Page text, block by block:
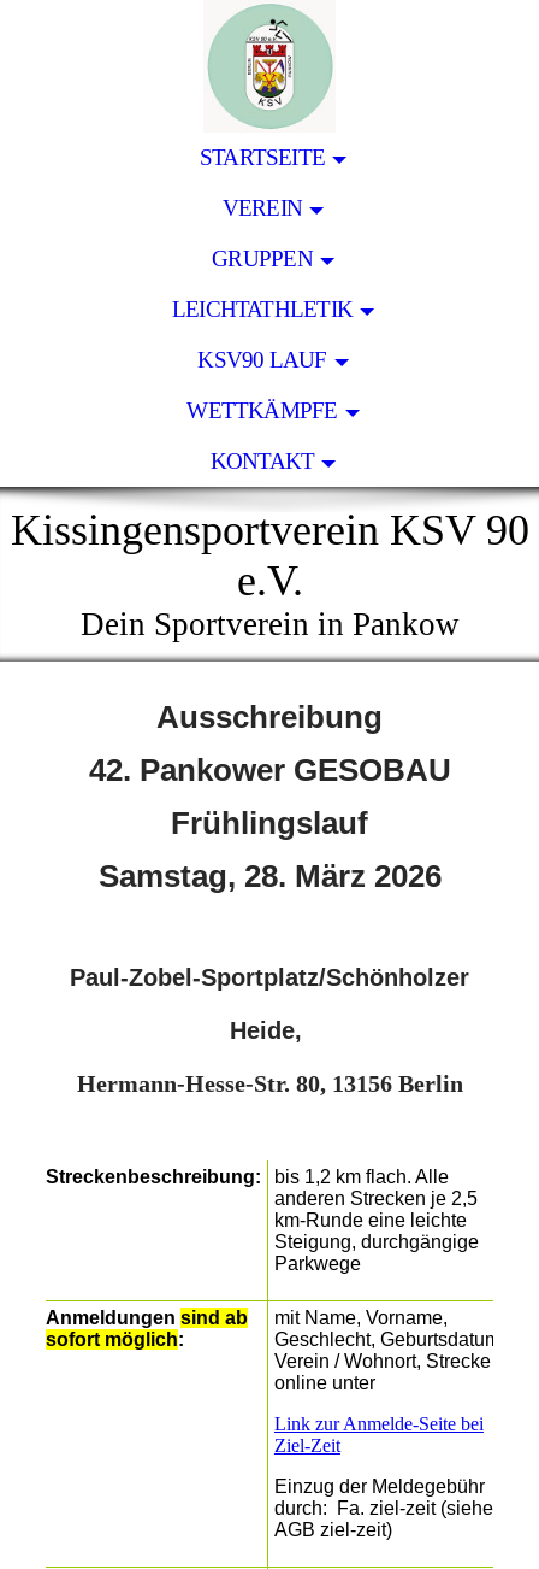
STARTSEITE
VEREIN
GRUPPEN
LEICHTATHLETIK
KSV90 LAUF
WETTKÄMPFE
KONTAKT
Kissingensportverein KSV 90
e.V.
Dein Sportverein in Pankow
Ausschreibung
42. Pankower GESOBAU
Frühlingslauf
Samstag, 28. März 2026
Paul-Zobel-Sportplatz/Schönholzer
Heide,
Hermann-Hesse-Str. 80, 13156 Berlin
Streckenbeschreibung:
bis 1,2 km flach. Alle
anderen Strecken je 2,5
km-Runde eine leichte
Steigung, durchgängige
Parkwege
Anmeldungen sind ab
sofort möglich:
mit Name, Vorname,
Geschlecht, Geburtsdatum,
Verein / Wohnort, Strecke
online unter
Link zur Anmelde-Seite bei
Ziel-Zeit
Einzug der Meldegebühr
durch: Fa. ziel-zeit (siehe
AGB ziel-zeit)